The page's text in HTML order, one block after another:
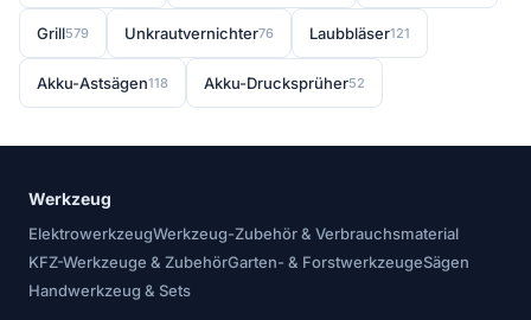
Grill579 Unkrautvernichter76 Laubbläser121
Akku-Astsägen118 Akku-Drucksprüher52
Werkzeug
ElektrowerkzeugWerkzeug-Zubehör & Verbrauchsmaterial
KFZ-Werkzeuge & ZubehörGarten- & ForstwerkzeugeSägen
Handwerkzeug & Sets